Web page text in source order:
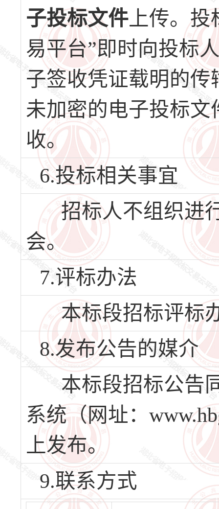
子投标文件 上传。
易平台”即时向投标
子签收凭证载明的
未加密的电子投标文
收。
6.投标相关事宜
招标人不组织进
会。
7.评标办法
本标段招标评标
8.发布公告的媒介
本标段招标公告
系统（网址：
上发布。
9.联系方式